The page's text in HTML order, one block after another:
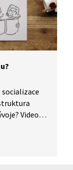
socializace
Video
výraz